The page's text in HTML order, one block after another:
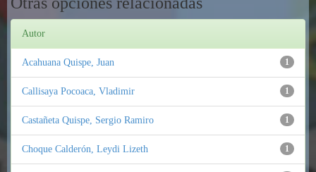
Autor
1
Acahuana Quispe, Juan
1
Callisaya Pocoaca, Vladimir
1
Castañeta Quispe, Sergio Ramiro
1
Choque Calderón, Leydi Lizeth